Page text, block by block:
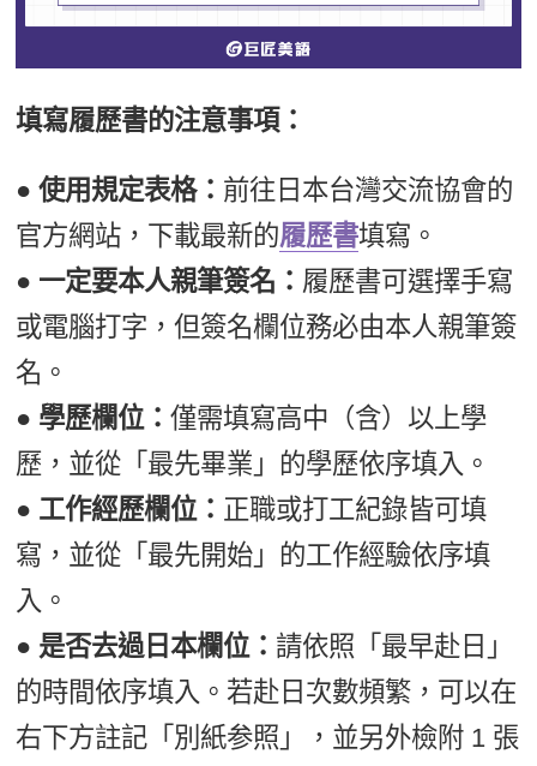
填寫履歷書的注意事項：
● 使用規定表格： 前往日本台灣交流協會的
官方網站，下載最新的履歷書填寫。
● 一定要本人親筆簽名： 履歷書可選擇手寫
或電腦打字，但簽名欄位務必由本人親筆簽
名。
● 學歷欄位：僅需填寫高中（含）以上學
歷，並從「最先畢業」的學歷依序填入。
● 工作經歷欄位： 正職或打工紀錄皆可填
寫，並從「最先開始」的工作經驗依序填
入。
● 是否去過日本欄位： 請依照「最早赴日」
的時間依序填入。若赴日次數頻繁，可以在
右下方註記「別紙参照」，並另外檢附 1 張